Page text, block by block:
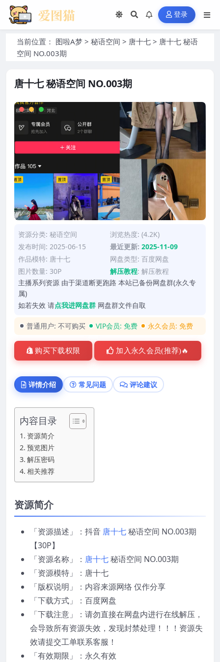
登录
当前位置： 图啦A梦 > 秘语空间 > 唐十七 > 唐十七 秘语
空间 NO.003期
唐十七 秘语空间 NO.003期
资源分类: 秘语空间
浏览热度: (4.2K)
发布时间: 2025-06-15
最近更新: 2025-11-09
作品模特: 唐十七
网盘类型: 百度网盘
图片数量: 30P
解压教程: 解压教程
主播系列资源 由于渠道断更跑路 本站已备份网盘群(永久专
属)
如若失效 请点我进网盘群 网盘群文件自取
普通用户: 不可购买 VIP会员: 免费 永久会员: 免费
购买下载权限 加入永久会员(推荐)🔥
详情介绍 常见问题 评论建议
内容目录
资源简介
预览图片
解压密码
相关推荐
资源简介
「资源描述」：抖音 唐十七秘语空间 NO.003期
【30P】
「资源名称」： 唐十七秘语空间 NO.003期
「资源模特」：唐十七
「版权说明」：内容来源网络 仅作分享
「下载方式」：百度网盘
「下载注意」：请勿直接在网盘内进行在线解压，
会导致所有资源失效，发现封禁处理！！！资源失
效请提交工单联系客服！
「有效期限」：永久有效